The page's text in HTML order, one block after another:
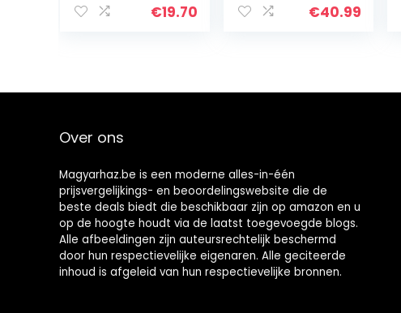
€19.70
vooraf
€40.99
Over ons
Magyarhaz.be is een moderne alles-in-één
prijsvergelijkings- en beoordelingswebsite die de
beste deals biedt die beschikbaar zijn op amazon en u
op de hoogte houdt via de laatst toegevoegde blogs.
Alle afbeeldingen zijn auteursrechtelijk beschermd
door hun respectievelijke eigenaren. Alle geciteerde
inhoud is afgeleid van hun respectievelijke bronnen.